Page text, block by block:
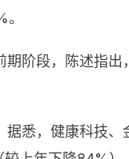
期阶段，陈述指
据悉，健康科技